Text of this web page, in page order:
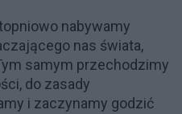
nabywamy
nas świata,
samym przechodzimy
do zasady
i zaczynamy godzić